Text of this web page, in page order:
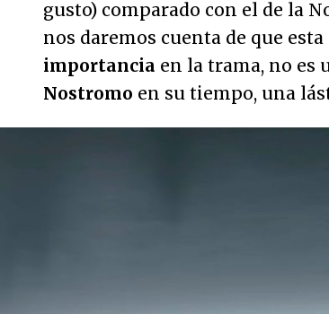
gusto) comparado con el de la
nos daremos cuenta de que
importancia en la trama, no es
Nostromo en su tiempo, una